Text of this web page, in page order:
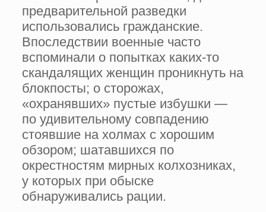
предварительной разведки
использовались гражданские.
Впоследствии военные часто
вспоминали о попытках каких-то
скандалящих женщин проникнуть на
блокпосты; о сторожах,
«охранявших» пустые избушки —
по удивительному совпадению
стоявшие на холмах с хорошим
обзором; шатавшихся по
окрестностям мирных колхозниках,
у которых при обыске
обнаруживались рации.